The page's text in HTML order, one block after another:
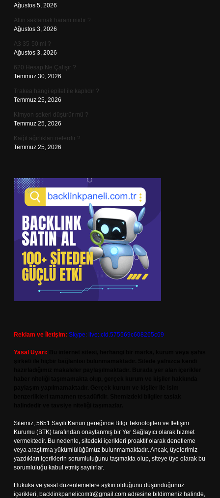
Ağustos 5, 2026
Altın saklamak haram mıdır ?
Ağustos 3, 2026
A3 35-50 mi ?
Ağustos 3, 2026
620 Hesap Ne Çalışır ?
Temmuz 30, 2026
Trakea hangi epitel ile kaplıdır ?
Temmuz 25, 2026
Kimyon şekeri düşürür mü ?
Temmuz 25, 2026
Kağıt ağırlıkları nelerdir ?
Temmuz 25, 2026
Reklam ve İletişim: Skype: live:.cid.575569c608265c69
Yasal Uyarı:
Sitemiz, 5651 Sayılı Kanun gereğince Bilgi Teknolojileri ve İletişim
Kurumu (BTK) tarafından onaylanmış bir Yer Sağlayıcı olarak hizmet
vermektedir. Bu nedenle, sitedeki içerikleri proaktif olarak denetleme
veya araştırma yükümlülüğümüz bulunmamaktadır. Ancak, üyelerimiz
yazdıkları içeriklerin sorumluluğunu taşımakta olup, siteye üye olarak bu
sorumluluğu kabul etmiş sayılırlar.
Hukuka ve yasal düzenlemelere aykırı olduğunu düşündüğünüz
içerikleri, backlinkpanelicomtr@gmail.com adresine bildirmeniz halinde,